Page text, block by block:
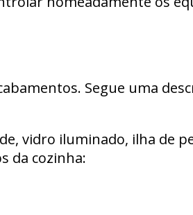
Segue uma
vidro iluminado, ilha de
da cozinha: